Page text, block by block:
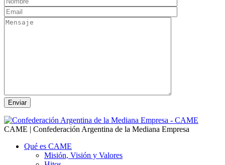
CAME | Confederación Argentina de la Mediana Empresa
Qué es CAME
Misión, Visión y Valores